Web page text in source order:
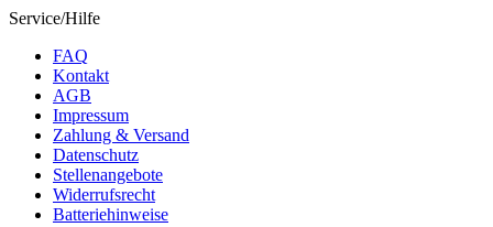
Service/Hilfe
FAQ
Kontakt
AGB
Impressum
Zahlung & Versand
Datenschutz
Stellenangebote
Widerrufsrecht
Batteriehinweise